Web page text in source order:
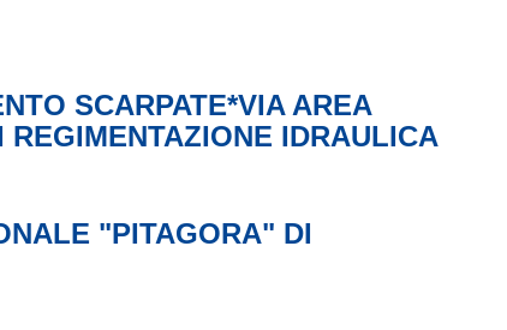
SCARPATE*VIA AREA
IDRAULICA
"PITAGORA" DI